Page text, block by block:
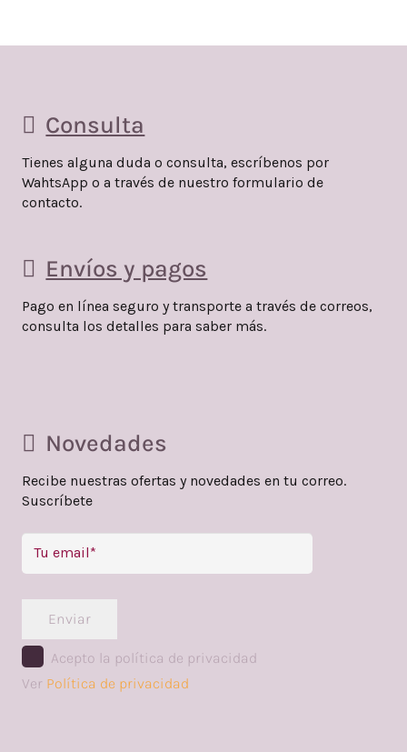
Consulta
Tienes alguna duda o consulta, escríbenos por
WahtsApp o a través de nuestro formulario de
contacto.
Envíos y pagos
Pago en línea seguro y transporte a través de correos,
consulta los detalles para saber más.
Novedades
Recibe nuestras ofertas y novedades en tu correo.
Suscríbete
Enviar
Acepto la política de privacidad
Ver Política de privacidad